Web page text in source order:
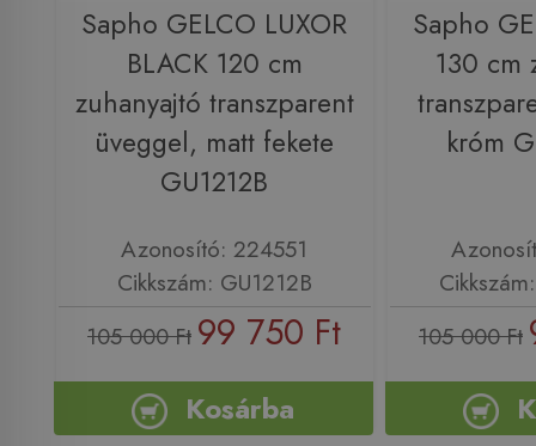
Sapho GELCO LUXOR
BLACK 120 cm
zuhanyajtó transzparent
üveggel, matt fekete
GU1212B
Azonosító: 224551
Cikkszám: GU1212B
105 000 Ft 99 750 Ft
Kosárba
Sapho
130 cm
króm
105 000 Ft